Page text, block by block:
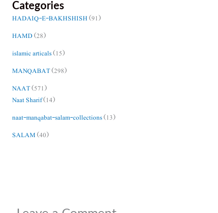
Categories
HADAIQ-E-BAKHSHISH(91)
HAMD(28)
islamic articals(15)
MANQABAT(298)
NAAT(571)
Naat Sharif(14)
naat-manqabat-salam-collections(13)
SALAM(40)